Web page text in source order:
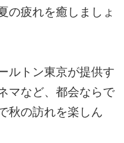
の疲れを癒しましょ
ルトン東京が提供す
マなど、都会ならで
秋の訪れを楽しん